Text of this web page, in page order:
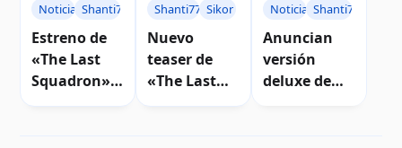
NoticiasShanti77
Estreno de
«The Last
Squadron»
Shanti77 Sikor
Nuevo
teaser de
«The Last
NoticiasShanti77
Anuncian
versión
deluxe de